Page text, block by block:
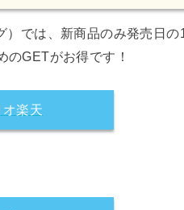
では、新商品のみ発売日
のGETがお得です！
楽天